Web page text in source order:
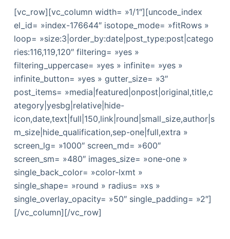
c
o
n
e
n
u
[vc_row][vc_column width= »1/1″][uncode_index
el_id= »index-176644″ isotope_mode= »fitRows »
loop= »size:3|order_by:date|post_type:post|catego
ries:116,119,120″ filtering= »yes »
filtering_uppercase= »yes » infinite= »yes »
infinite_button= »yes » gutter_size= »3″
post_items= »media|featured|onpost|original,title,c
ategory|yesbg|relative|hide-
icon,date,text|full|150,link|round|small_size,author|s
m_size|hide_qualification,sep-one|full,extra »
screen_lg= »1000″ screen_md= »600″
screen_sm= »480″ images_size= »one-one »
single_back_color= »color-lxmt »
single_shape= »round » radius= »xs »
single_overlay_opacity= »50″ single_padding= »2″]
[/vc_column][/vc_row]